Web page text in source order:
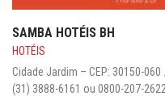
SAMBA HOTÉIS BH
HOTÉIS
Cidade Jardim – CEP: 30150-
(31) 3888-6161 ou 0800-207-2622